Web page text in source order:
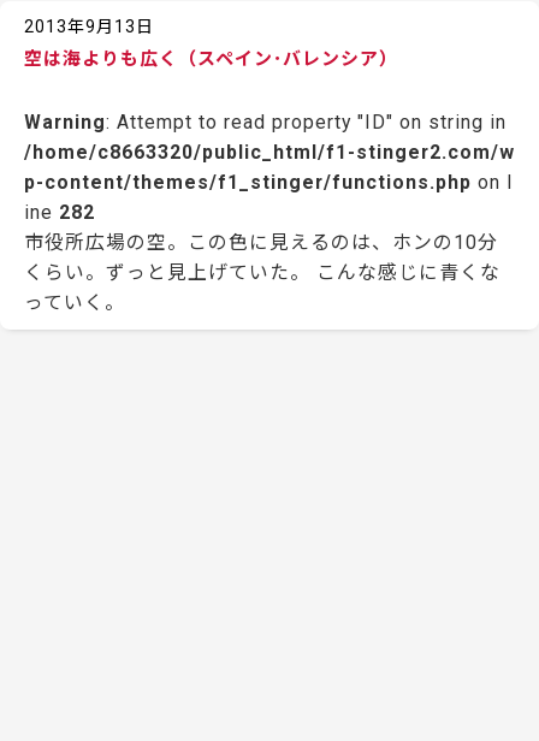
2013年9月13日
空は海よりも広く（スペイン･バレンシア）
Warning: Attempt to read property "ID" on string in
/home/c8663320/public_html/f1-stinger2.com/w
p-content/themes/f1_stinger/functions.php on l
ine 282
市役所広場の空。この色に見えるのは、ホンの10分
くらい。ずっと見上げていた。 こんな感じに青くな
っていく。